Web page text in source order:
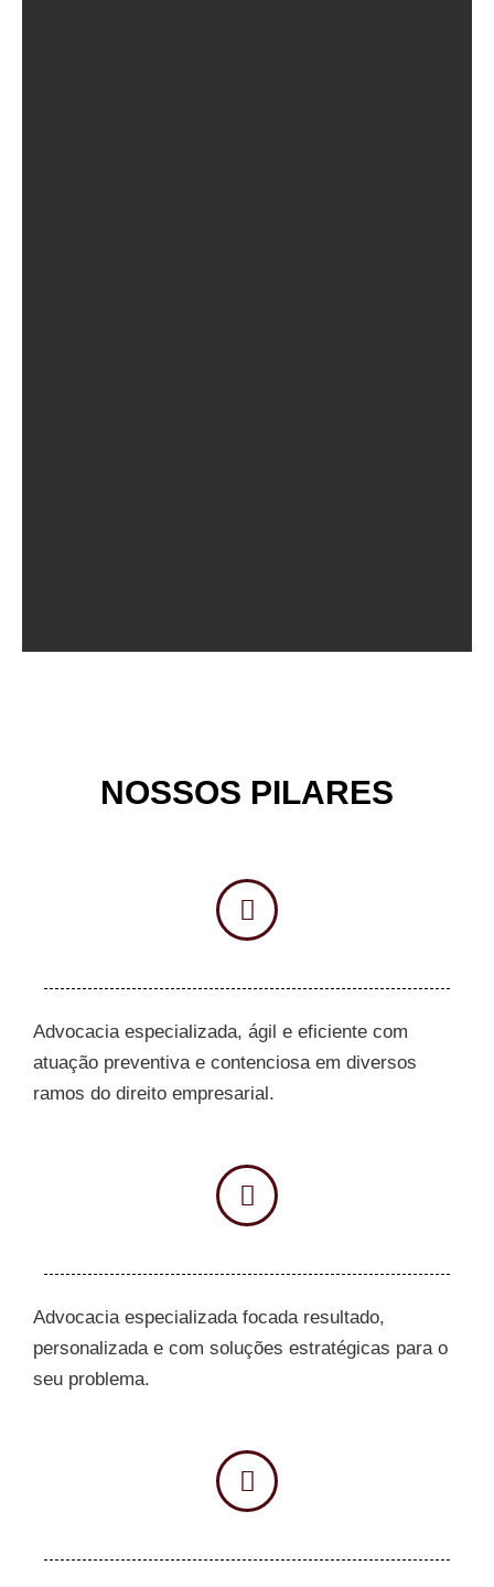
NOSSOS PILARES
Advocacia especializada, ágil e eficiente com
atuação preventiva e contenciosa em diversos
ramos do direito empresarial.
Advocacia especializada focada resultado,
personalizada e com soluções estratégicas para o
seu problema.